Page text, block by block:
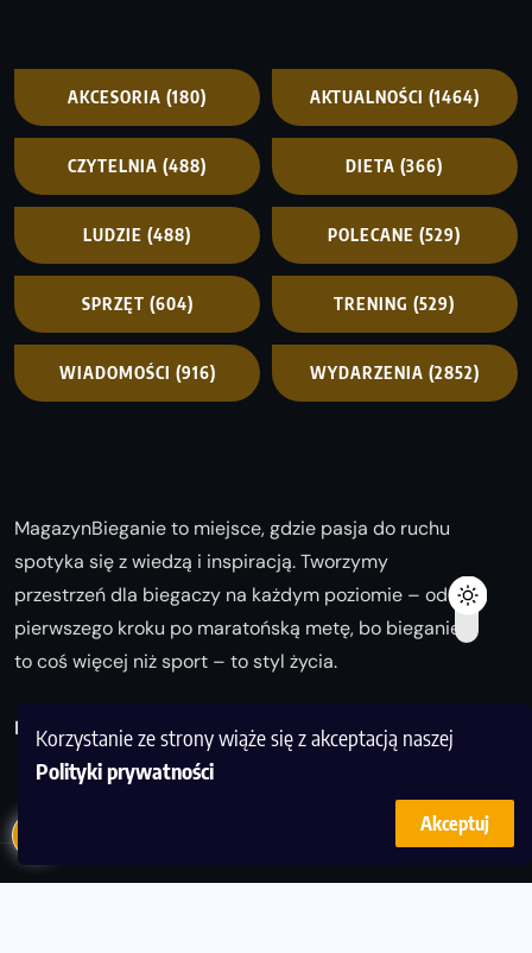
Korzystanie ze strony wiąże się z akceptacją naszej
Polityki prywatności
Akceptuj
AKCESORIA (180) AKTUALNOŚCI (1464)
CZYTELNIA (488) DIETA (366)
LUDZIE (488) POLECANE (529)
SPRZĘT (604) TRENING (529)
WIADOMOŚCI (916) WYDARZENIA (2852)
MagazynBieganie to miejsce, gdzie pasja do ruchu
spotyka się z wiedzą i inspiracją. Tworzymy
przestrzeń dla biegaczy na każdym poziomie – od
pierwszego kroku po maratońską metę, bo bieganie
to coś więcej niż sport – to styl życia.
Biegaj z nami i odkrywaj swoją najlepszą wersję!